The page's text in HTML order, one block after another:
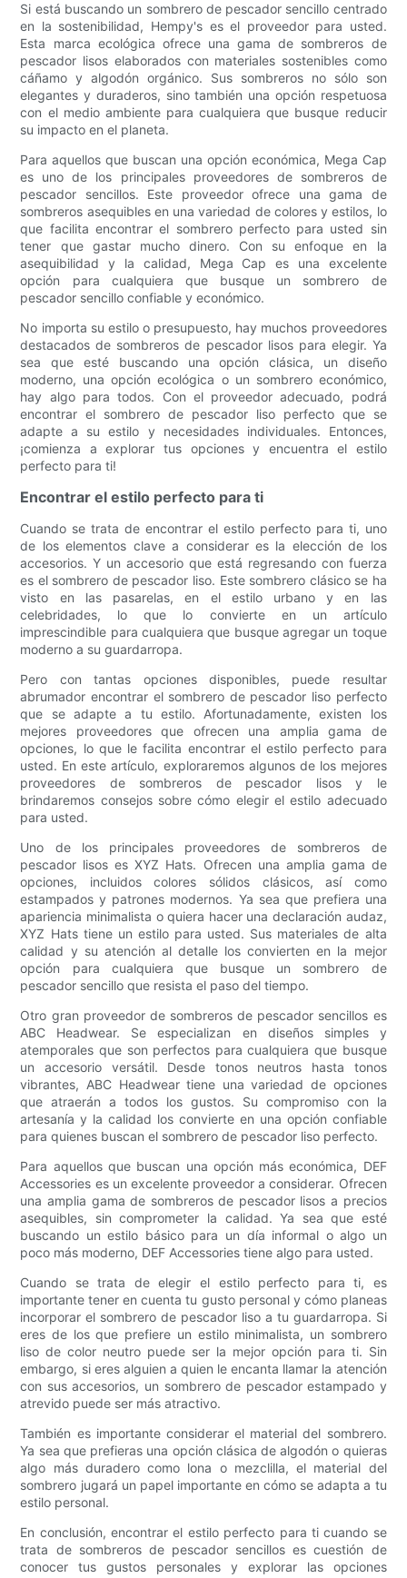
Si está buscando un sombrero de pescador sencillo centrado
en la sostenibilidad, Hempy's es el proveedor para usted.
Esta marca ecológica ofrece una gama de sombreros de
pescador lisos elaborados con materiales sostenibles como
cáñamo y algodón orgánico. Sus sombreros no sólo son
elegantes y duraderos, sino también una opción respetuosa
con el medio ambiente para cualquiera que busque reducir
su impacto en el planeta.
Para aquellos que buscan una opción económica, Mega Cap
es uno de los principales proveedores de sombreros de
pescador sencillos. Este proveedor ofrece una gama de
sombreros asequibles en una variedad de colores y estilos, lo
que facilita encontrar el sombrero perfecto para usted sin
tener que gastar mucho dinero. Con su enfoque en la
asequibilidad y la calidad, Mega Cap es una excelente
opción para cualquiera que busque un sombrero de
pescador sencillo confiable y económico.
No importa su estilo o presupuesto, hay muchos proveedores
destacados de sombreros de pescador lisos para elegir. Ya
sea que esté buscando una opción clásica, un diseño
moderno, una opción ecológica o un sombrero económico,
hay algo para todos. Con el proveedor adecuado, podrá
encontrar el sombrero de pescador liso perfecto que se
adapte a su estilo y necesidades individuales. Entonces,
¡comienza a explorar tus opciones y encuentra el estilo
perfecto para ti!
Encontrar el estilo perfecto para ti
Cuando se trata de encontrar el estilo perfecto para ti, uno
de los elementos clave a considerar es la elección de los
accesorios. Y un accesorio que está regresando con fuerza
es el sombrero de pescador liso. Este sombrero clásico se ha
visto en las pasarelas, en el estilo urbano y en las
celebridades, lo que lo convierte en un artículo
imprescindible para cualquiera que busque agregar un toque
moderno a su guardarropa.
Pero con tantas opciones disponibles, puede resultar
abrumador encontrar el sombrero de pescador liso perfecto
que se adapte a tu estilo. Afortunadamente, existen los
mejores proveedores que ofrecen una amplia gama de
opciones, lo que le facilita encontrar el estilo perfecto para
usted. En este artículo, exploraremos algunos de los mejores
proveedores de sombreros de pescador lisos y le
brindaremos consejos sobre cómo elegir el estilo adecuado
para usted.
Uno de los principales proveedores de sombreros de
pescador lisos es XYZ Hats. Ofrecen una amplia gama de
opciones, incluidos colores sólidos clásicos, así como
estampados y patrones modernos. Ya sea que prefiera una
apariencia minimalista o quiera hacer una declaración audaz,
XYZ Hats tiene un estilo para usted. Sus materiales de alta
calidad y su atención al detalle los convierten en la mejor
opción para cualquiera que busque un sombrero de
pescador sencillo que resista el paso del tiempo.
Otro gran proveedor de sombreros de pescador sencillos es
ABC Headwear. Se especializan en diseños simples y
atemporales que son perfectos para cualquiera que busque
un accesorio versátil. Desde tonos neutros hasta tonos
vibrantes, ABC Headwear tiene una variedad de opciones
que atraerán a todos los gustos. Su compromiso con la
artesanía y la calidad los convierte en una opción confiable
para quienes buscan el sombrero de pescador liso perfecto.
Para aquellos que buscan una opción más económica, DEF
Accessories es un excelente proveedor a considerar. Ofrecen
una amplia gama de sombreros de pescador lisos a precios
asequibles, sin comprometer la calidad. Ya sea que esté
buscando un estilo básico para un día informal o algo un
poco más moderno, DEF Accessories tiene algo para usted.
Cuando se trata de elegir el estilo perfecto para ti, es
importante tener en cuenta tu gusto personal y cómo planeas
incorporar el sombrero de pescador liso a tu guardarropa. Si
eres de los que prefiere un estilo minimalista, un sombrero
liso de color neutro puede ser la mejor opción para ti. Sin
embargo, si eres alguien a quien le encanta llamar la atención
con sus accesorios, un sombrero de pescador estampado y
atrevido puede ser más atractivo.
También es importante considerar el material del sombrero.
Ya sea que prefieras una opción clásica de algodón o quieras
algo más duradero como lona o mezclilla, el material del
sombrero jugará un papel importante en cómo se adapta a tu
estilo personal.
En conclusión, encontrar el estilo perfecto para ti cuando se
trata de sombreros de pescador sencillos es cuestión de
conocer tus gustos personales y explorar las opciones